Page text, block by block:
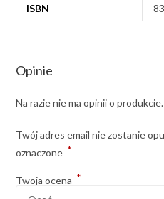
ISBN
Opinie
Na razie nie ma opinii o produkcie.
Twój adres email nie zostanie
oznaczone *
Twoja ocena *